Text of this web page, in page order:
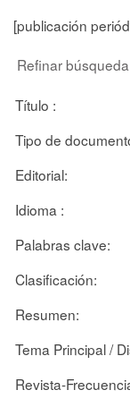
[publicación
Refinar
Título :
Tipo de
Editorial:
Idioma :
Palabras clave:
Clasificación:
Resumen:
Tema Principal /
Revista-